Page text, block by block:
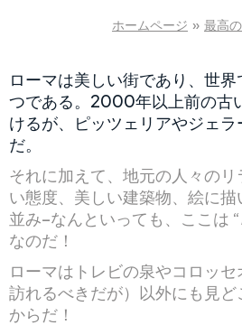
ホームページ » 最高
ローマは美しい街であり、世
つである。2000年以上前の古
けるが、ピッツェリアやジェラ
だ。
それに加えて、地元の人々のリ
い態度、美しい建築物、絵に
並み–なんといっても、ここは “
なのだ！
ローマはトレビの泉やコロッ
訪れるべきだが）以外にも見
からだ！